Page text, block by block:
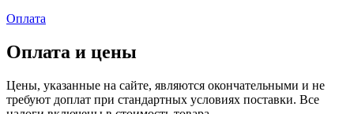
Оплата
Оплата и цены
Цены, указанные на сайте, являются окончательными и не
требуют доплат при стандартных условиях поставки. Все